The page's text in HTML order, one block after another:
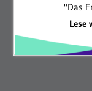
"Das
Lese